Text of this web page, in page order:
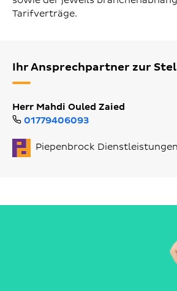
Tarifverträge.
Ihr Ansprechpartner zur
Herr Mahdi Ouled Zaied
01779406093
Piepenbrock Dienstleistungen